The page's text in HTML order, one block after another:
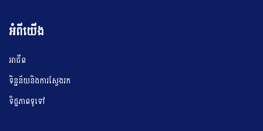
អំពីយើង
អាជីព
ទិន្នន័យនិងការស្វែងរក
ទិដ្ឋភាពទូទៅ